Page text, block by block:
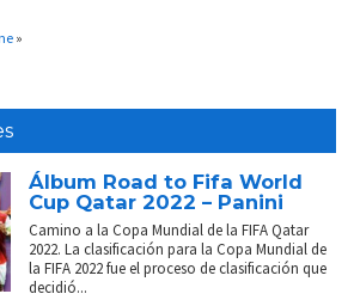
»
Álbum Road to Fifa World
Cup Qatar 2022 – Panini
Camino a la Copa Mundial de la FIFA Qatar
2022. La clasificación para la Copa Mundial de
la FIFA 2022 fue el proceso de clasificación que
decidió...